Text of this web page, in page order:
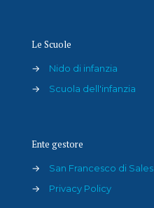
Le Scuole
→
Nido di infanzia
→
Scuola dell'infanzia
Ente gestore
→
San Francesco di Sales
→
Privacy Policy